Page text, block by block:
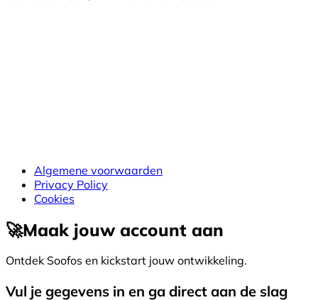
Algemene voorwaarden
Privacy Policy
Cookies
🚀Maak jouw account aan
Ontdek Soofos en kickstart jouw ontwikkeling.
Vul je gegevens in en ga direct aan de slag